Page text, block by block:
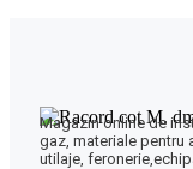
Magazin online de
gaz, materiale pentru
utilaje,